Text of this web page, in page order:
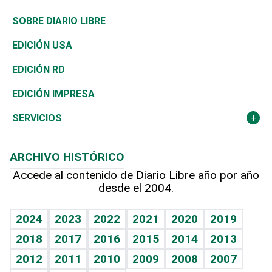
José Boquete
Reportajes
Asia
África
Ocenanía
Caribe
Resto del mundo
Consumo
Vivienda
Telecom.
Global y variable
Economía personal
Belleza
Buena Vida
Sociales
Novedades
Podcast Arte Libre
Hablando con el pediatra
Vida y familia
Eñe
Celebrando la vida
Golf
Ciclismo
Tenis
Olimpismo
Más deportes
Línea de hit
TBT Deportivo
De buena tinta
En Directo
El Espía
Noticiero Poteleche
Columnistas
Clima
Tecnología
Historia
Martes de tecnología
Cambio climático
Mundo
Economía
Revista
Deportes
Opinión
Hecho en casa
Guía del dinero
SOBRE DIARIO LIBRE
EDICIÓN USA
EDICIÓN RD
EDICIÓN IMPRESA
SERVICIOS
Cumpleaños
Horóscopos
Crucigramas
ARCHIVO HISTÓRICO
Accede al contenido de Diario Libre año por año
desde el 2004.
2024 2023 2022 2021 2020
2019
2018
2017 2016 2015 2014
2013
2012
2011 2010 2009 2008
2007